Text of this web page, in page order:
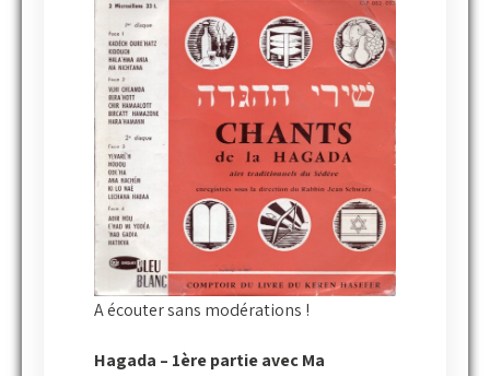
A écouter sans modérations !
Hagada – 1ère partie avec Ma